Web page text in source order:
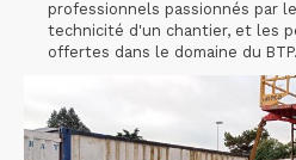
professionnels passionnés par
technicité d'un chantier, et les
offertes dans le domaine du BTP.